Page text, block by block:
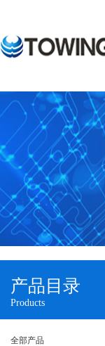
产品目录
Products
全部产品